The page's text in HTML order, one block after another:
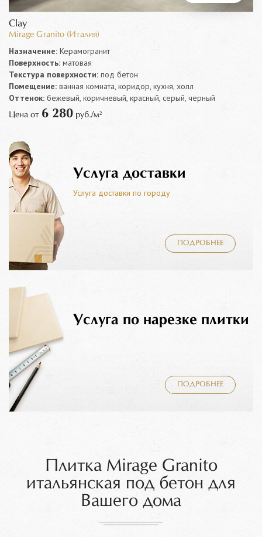
Clay
Mirage Granito (Италия)
Назначение: Керамогранит
Поверхность: матовая
Текстура поверхности: под бетон
Помещение: ванная комната, коридор, кухня, холл
Оттенок: бежевый, коричневый, красный, серый, черный
Цена от 6 280 руб./м²
Услуга доставки
Услуга доставки по городу
ПОДРОБНЕЕ
Услуга по нарезке плитки
ПОДРОБНЕЕ
Плитка Mirage Granito
итальянская под бетон для
Вашего дома